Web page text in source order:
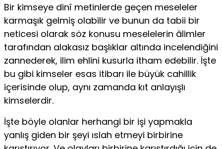
Bir kimseye dinî metinlerde geçen meseleler
karmaşık gelmiş olabilir ve bunun da tabii bir
neticesi olarak söz konusu meselelerin âlimler
tarafından alakasız başlıklar altında incelendiğini
zannede­rek, ilim ehlini kusurla itham edebilir. İşte
bu gibi kimseler esas itibarı ile büyük cahillik
içerisinde olup, aynı zamanda kıt anlayışlı
kimselerdir.
İşte böyle olanlar herhangi bir işi yapmakla
yanlış giden bir şeyi ıslah etmeyi birbirine